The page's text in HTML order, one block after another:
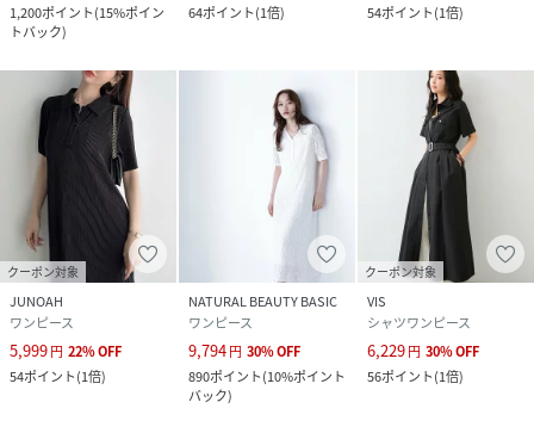
1,200ポイント(15%ポイン
トバック)
64ポイント(1倍)
54ポイント(1倍)
クーポン対象
JUNOAH
ワンピース
5,999円 22%OFF
54ポイント(1倍)
NATURAL BEAUTY BASIC
ワンピース
9,794円 30%OFF
890ポイント(10%ポイント
バック)
クーポン対象
VIS
シャツワンピース
6,229円 30%OFF
56ポイント(1倍)